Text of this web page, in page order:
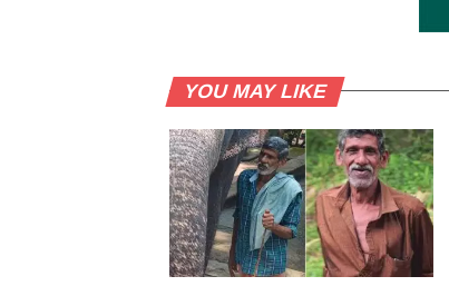
YOU MAY LIKE